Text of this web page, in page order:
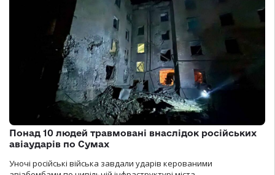
Понад 10 людей травмовані внаслідок російських
авіаударів по Сумах
Уночі російські війська завдали ударів керованими